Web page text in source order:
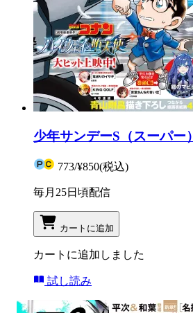
少年サンデーS（スーパー）
773/¥850(税込)
毎月25日頃配信
カートに追加
カートに追加しました
試し読み